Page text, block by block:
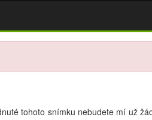
tohoto snímku nebudete mí už